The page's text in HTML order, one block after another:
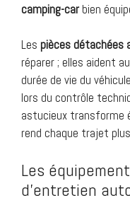
camping-carbien
Les pièces détachées
réparer ; elles aident
durée de vie du
lors du contrôle
astucieux transforme
rend chaque trajet
Les
d’entretien